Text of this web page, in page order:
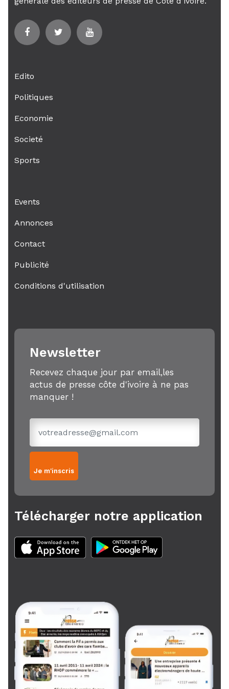
Edito
Politiques
Economie
Societé
Sports
Events
Annonces
Contact
Publicité
Conditions d'utilisation
Newsletter
Recevez chaque jour par email,les
actus de presse côte d'ivoire à ne pas
manquer !
Je m'inscris
Télécharger notre application